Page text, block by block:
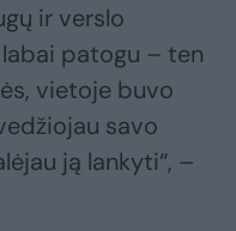
ir verslo
patogu – ten
vietoje buvo
savo
ją lankyti“, –